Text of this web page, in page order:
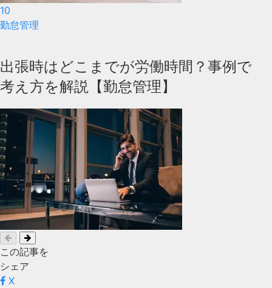
10
勤怠管理
出張時はどこまでが労働時間？事例で
考え方を解説【勤怠管理】
この記事を
シェア
X